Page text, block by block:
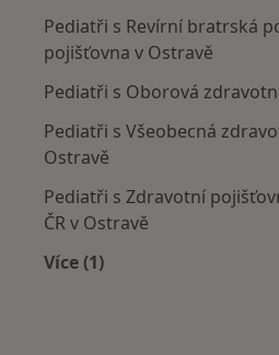
Pediatři s Revírní bratrská
pojišťovna v Ostravě
Pediatři s Oborová
Pediatři s Všeobecná
Ostravě
Pediatři s Zdravotní
ČR v Ostravě
Více (1)